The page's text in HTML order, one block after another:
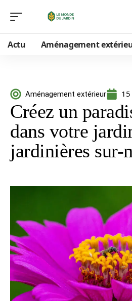
Actu Aménagement
Aménagement extérieur
Créez un
dans votre
jardinières sur-